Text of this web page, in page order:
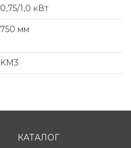
0,75/1,0 кВт
750 мм
KM3
КАТАЛОГ